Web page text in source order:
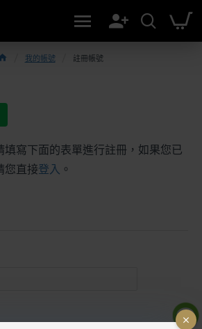
我的帳號 註冊帳號
填寫下面的表單進行註冊，如果您已
您直接登入 。